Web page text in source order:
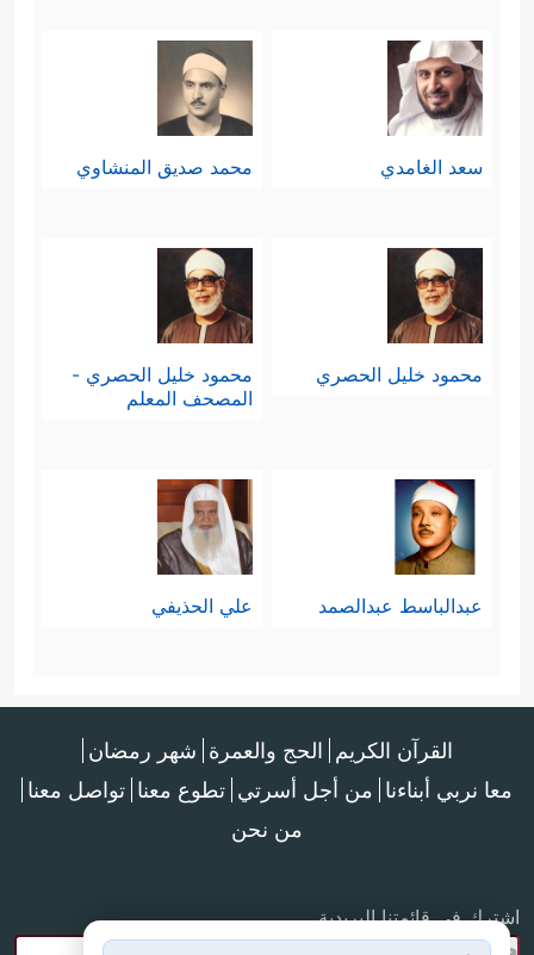
سعد الغامدي محمد صديق المنشاوي
محمود خليل الحصري
محمود خليل الحصري -
المصحف المعلم
عبدالباسط عبدالصمد علي الحذيفي
القرآن الكريم الحج والعمرة شهر رمضان
معا نربي أبناءنا من أجل أسرتي تطوع معنا تواصل معنا
من نحن
اشترك في قائمتنا البريدية